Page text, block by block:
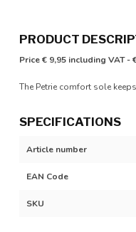
PRODUCT
Price € 9,95 including VAT -
The Petrie comfort sole
SPECIFICATIONS
Article number
EAN Code
SKU